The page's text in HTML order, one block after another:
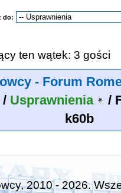
do:
ten wątek: 3 gości
- Forum
/ Usprawnienia /
k60b
2010 - 2026.